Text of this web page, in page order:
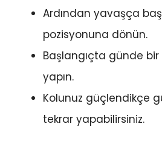
Ardından yavaşça
pozisyonuna dönün.
Başlangıçta günde bir
yapın.
Kolunuz güçlendikçe
tekrar yapabilirsiniz.